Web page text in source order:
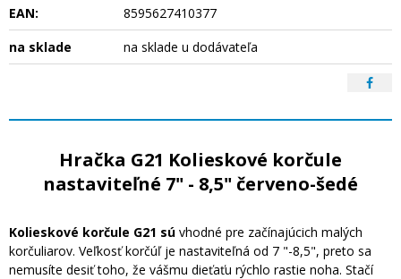
EAN:
8595627410377
na sklade
na sklade u dodávateľa
Hračka G21 Kolieskové korčule
nastaviteľné 7" - 8,5" červeno-šedé
Kolieskové korčule G21 sú vhodné pre začínajúcich malých
korčuliarov. Veľkosť korčúľ je nastaviteľná od 7 "-8,5", preto sa
nemusíte desiť toho, že vášmu dieťaťu rýchlo rastie noha. Stačí